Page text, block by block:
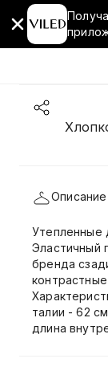
Описание
Утепленные
Эластичный
бренда
талии - 62
длина